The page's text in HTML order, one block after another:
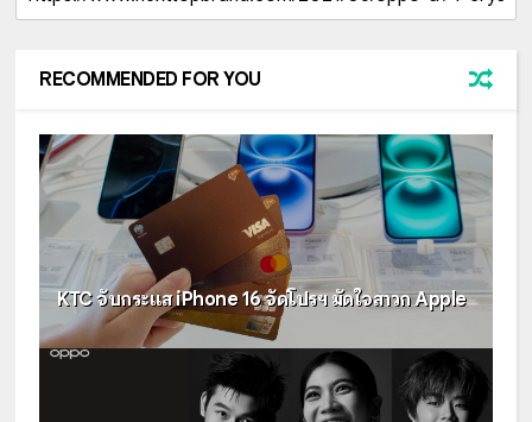
RECOMMENDED FOR YOU
KTC จับกระแส iPhone 16 จัดโปรฯ มัดใจสาวก Apple